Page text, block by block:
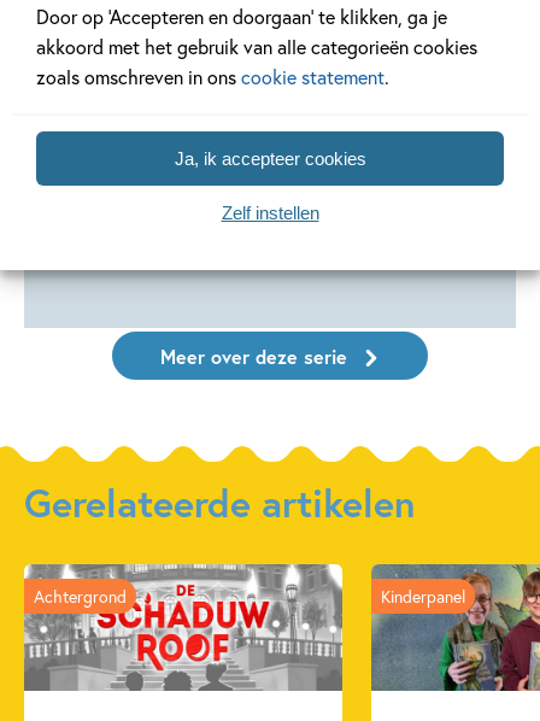
Door op ‘Accepteren en doorgaan’ te klikken, ga je
akkoord met het gebruik van alle categorieën cookies
zoals omschreven in onscookie statement.
Ja, ik accepteer cookies
Zelf instellen
muts 16 –
Zussenstrijd!
18 50
muts 15 –
Droomreis
18,50
15,99
Hardcover
muts 14
50
Meer over deze serie
Gerelateerde artikelen
Achtergrond Kinderpanel